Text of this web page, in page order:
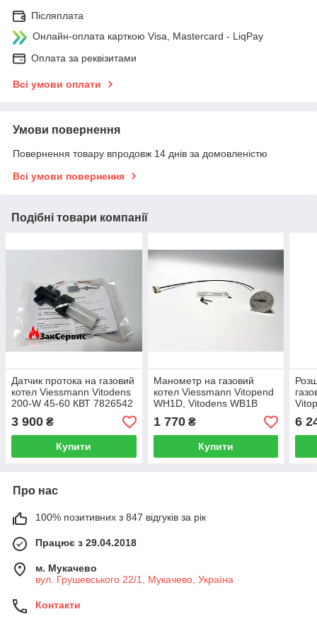
Післяплата
Онлайн-оплата карткою Visa, Mastercard - LiqPay
Оплата за реквізитами
Всі умови оплати
Умови повернення
Повернення товару впродовж 14 днів за домовленістю
Всі умови повернення
Подібні товари компанії
Датчик протока на газовий
котел Viessmann Vitodens
200-W 45-60 КВТ 7826542
3 900 ₴
Купити
Манометр на газовий
котел Viessmann Vitopend
WH1D, Vitodens WB1B
7834985
1 770₴
Купити
6
Про нас
100% позитивних з 847 відгуків за рік
Працює з 29.04.2018
м. Мукачево
вул. Грушевського 22/1, Мукачево, Україна
Контакти